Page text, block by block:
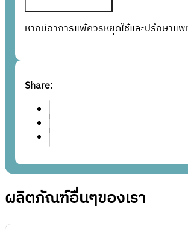
หากมีอาการแพ้ควรหยุดใช้และปรึกษาแ
Share:
ผลิตภัณฑ์อื่นๆของเรา